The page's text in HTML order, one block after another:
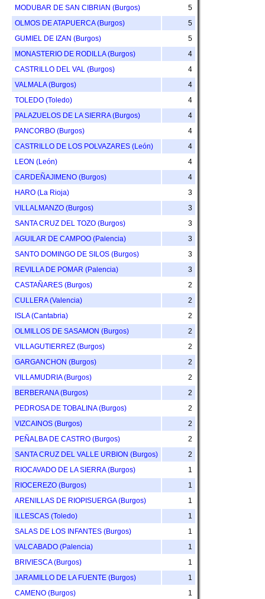
MODUBAR DE SAN CIBRIAN (Burgos)
5
OLMOS DE ATAPUERCA (Burgos)
5
GUMIEL DE IZAN (Burgos)
5
MONASTERIO DE RODILLA (Burgos)
4
CASTRILLO DEL VAL (Burgos)
4
VALMALA (Burgos)
4
TOLEDO (Toledo)
4
PALAZUELOS DE LA SIERRA (Burgos)
4
PANCORBO (Burgos)
4
CASTRILLO DE LOS POLVAZARES (León)
4
LEON (León)
4
CARDEÑAJIMENO (Burgos)
4
HARO (La Rioja)
3
VILLALMANZO (Burgos)
3
SANTA CRUZ DEL TOZO (Burgos)
3
AGUILAR DE CAMPOO (Palencia)
3
SANTO DOMINGO DE SILOS (Burgos)
3
REVILLA DE POMAR (Palencia)
3
CASTAÑARES (Burgos)
2
CULLERA (Valencia)
2
ISLA (Cantabria)
2
OLMILLOS DE SASAMON (Burgos)
2
VILLAGUTIERREZ (Burgos)
2
GARGANCHON (Burgos)
2
VILLAMUDRIA (Burgos)
2
BERBERANA (Burgos)
2
PEDROSA DE TOBALINA (Burgos)
2
VIZCAINOS (Burgos)
2
PEÑALBA DE CASTRO (Burgos)
2
SANTA CRUZ DEL VALLE URBION (Burgos)
2
RIOCAVADO DE LA SIERRA (Burgos)
1
RIOCEREZO (Burgos)
1
ARENILLAS DE RIOPISUERGA (Burgos)
1
ILLESCAS (Toledo)
1
SALAS DE LOS INFANTES (Burgos)
1
VALCABADO (Palencia)
1
BRIVIESCA (Burgos)
1
JARAMILLO DE LA FUENTE (Burgos)
1
CAMENO (Burgos)
1